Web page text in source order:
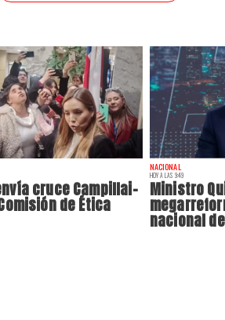
cruce Campillai-
de Ética
NACIONAL
HOY A LAS 9:49
Ministro
nacional